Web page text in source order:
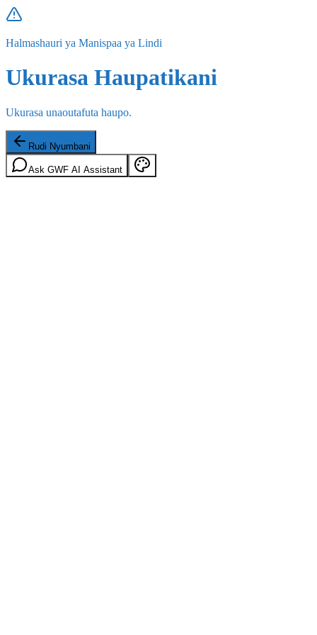
Halmashauri ya Manispaa ya Lindi
Ukurasa Haupatikani
Ukurasa unaoutafuta haupo.
Rudi Nyumbani
Ask GWF AI Assistant